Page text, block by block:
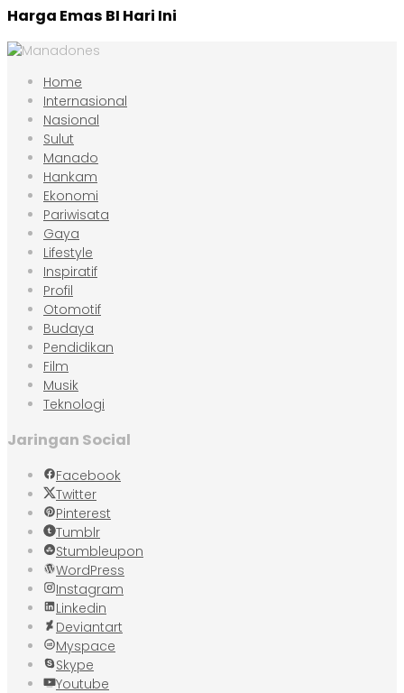
Harga Emas BI Hari Ini
Home
Internasional
Nasional
Sulut
Manado
Hankam
Ekonomi
Pariwisata
Gaya
Lifestyle
Inspiratif
Profil
Otomotif
Budaya
Pendidikan
Film
Musik
Teknologi
Jaringan Social
Facebook
Twitter
Pinterest
Tumblr
Stumbleupon
WordPress
Instagram
Linkedin
Deviantart
Myspace
Skype
Youtube